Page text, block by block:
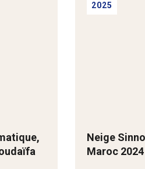
2025
Neige
Maroc 2024